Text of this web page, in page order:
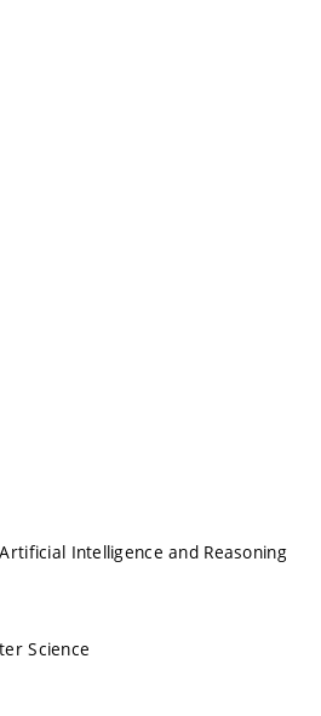
Intelligence and Reasoning
Science